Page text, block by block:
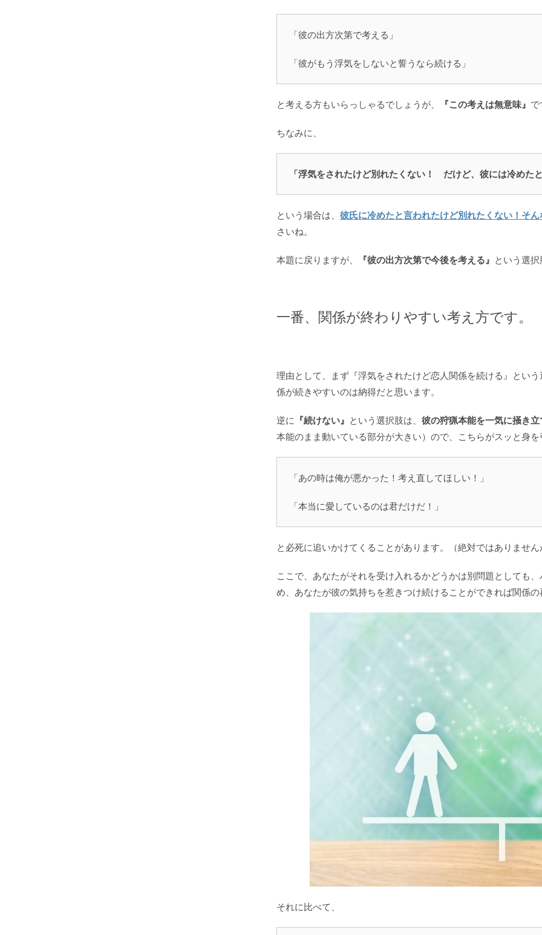
「彼の出方次第で考える」
「彼がもう浮気をしないと誓うなら続ける」
と考える方もいらっしゃるでしょうが、 『この考えは無意味』 で
ちなみに、
「浮気をされたけど別れたくない！ だけど、彼には冷めた
という場合は、 彼氏に冷めたと言われたけど別れたくない！そ
さいね。
本題に戻りますが、 『彼の出方次第で今後を考える』 という選
一番、関係が終わりやすい考え方です。
理由として、まず『浮気をされたけど恋人関係を続ける』とい
係が続きやすいのは納得だと思います。
逆に 『続けない』 という選択肢は、 彼の狩猟本能を一気に掻き
本能のまま動いている部分が大きい）ので、こちらがスッと身
「あの時は俺が悪かった！考え直してほしい！」
「本当に愛しているのは君だけだ！」
と必死に追いかけてくることがあります。（絶対ではありません
ここで、あなたがそれを受け入れるかどうかは別問題としても
め、あなたが彼の気持ちを惹きつけ続けることができれば関係
それに比べて、